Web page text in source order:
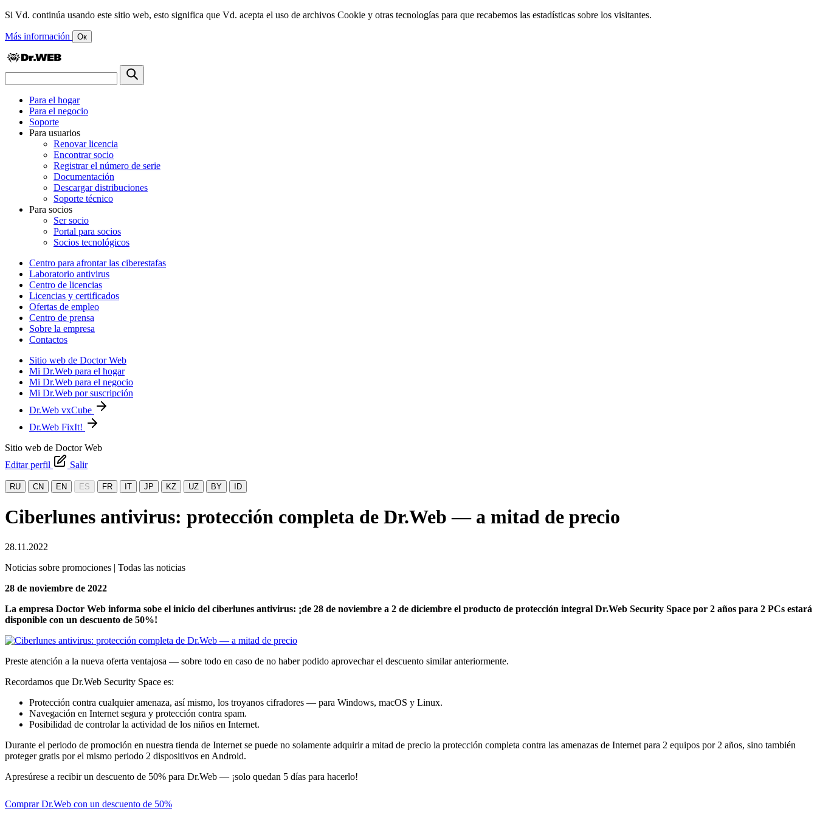
Si Vd. continúa usando este sitio web, esto significa que Vd. acepta el uso de archivos Cookie y otras tecnologías para que recabemos las estadísticas sobre los visitantes.
Más información Ок
Para el hogar
Para el negocio
Soporte
Para usuarios
Renovar licencia
Encontrar socio
Registrar el número de serie
Documentación
Descargar distribuciones
Soporte técnico
Para socios
Ser socio
Portal para socios
Socios tecnológicos
Centro para afrontar las ciberestafas
Laboratorio antivirus
Centro de licencias
Licencias y certificados
Ofertas de empleo
Centro de prensa
Sobre la empresa
Contactos
Sitio web de Doctor Web
Mi Dr.Web para el hogar
Mi Dr.Web para el negocio
Mi Dr.Web por suscripción
Dr.Web vxCube
Dr.Web FixIt!
Sitio web de Doctor Web
Editar perfil
Salir
RU CN EN ES FR IT JP KZ UZ BY ID
Ciberlunes antivirus: protección completa de Dr.Web — a mitad de precio
28.11.2022
Noticias sobre promociones | Todas las noticias
28 de noviembre de 2022
La empresa Doctor Web informa sobe el inicio del ciberlunes antivirus: ¡de 28 de noviembre a 2 de diciembre el producto de protección integral Dr.Web Security Space por 2 años para 2 PCs estará
disponible con un descuento de 50%!
Preste atención a la nueva oferta ventajosa — sobre todo en caso de no haber podido aprovechar el descuento similar anteriormente.
Recordamos que Dr.Web Security Space es:
Protección contra cualquier amenaza, así mismo, los troyanos cifradores — para Windows, macOS y Linux.
Navegación en Internet segura y protección contra spam.
Posibilidad de controlar la actividad de los niños en Internet.
Durante el periodo de promoción en nuestra tienda de Internet se puede no solamente adquirir a mitad de precio la protección completa contra las amenazas de Internet para 2 equipos por 2 años, sino también
proteger gratis por el mismo periodo 2 dispositivos en Android.
Apresúrese a recibir un descuento de 50% para Dr.Web — ¡solo quedan 5 días para hacerlo!
Comprar Dr.Web con un descuento de 50%